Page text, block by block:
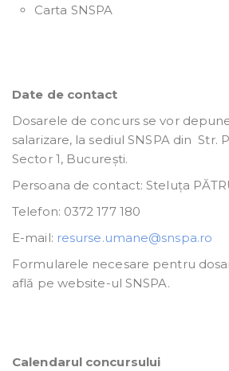
Carta SNSPA
Date de contact
Dosarele de concurs se vor
salarizare, la sediul SNSPA din Str.
Sector 1, București.
Persoana de contact: Steluța
Telefon: 0372 177 180
E-mail: resurse.umane@snspa.ro
Formularele necesare pentru
află pe website-ul SNSPA.
Calendarul concursului